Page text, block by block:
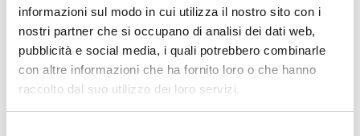
informazioni sul modo in cui utilizza il nostro sito con i
nostri partner che si occupano di analisi dei dati web,
pubblicità e social media, i quali potrebbero combinarle
con altre informazioni che ha fornito loro o che hanno
raccolto dal suo utilizzo dei loro servizi.
Timeline di sviluppo
22 dicembre 2023: costituita la CER “Fondazione Diocesi
Treviso Energy ETS”